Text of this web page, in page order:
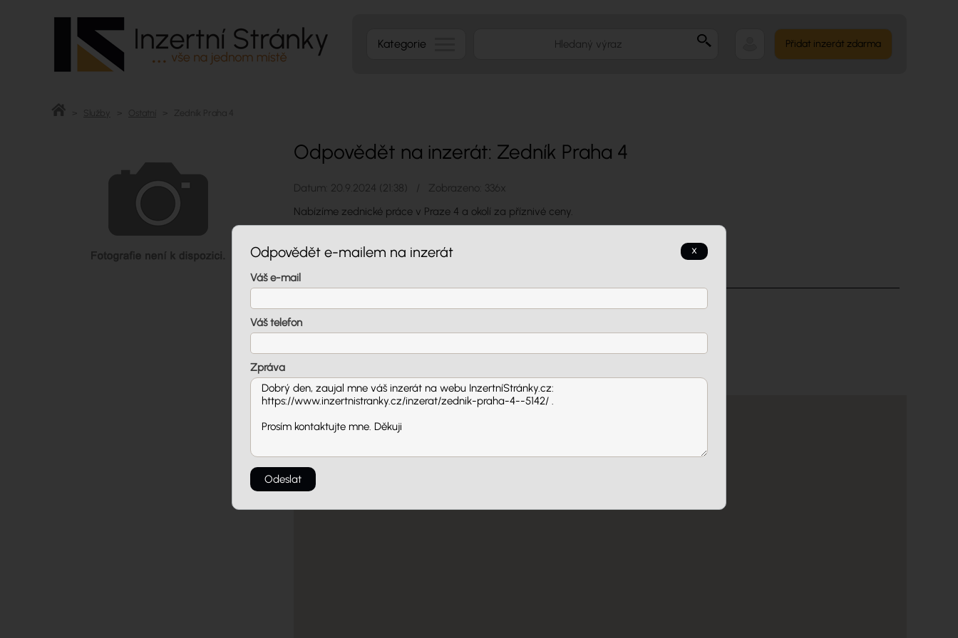
x
Odpovědět e-mailem na inzerát
Váš e-mail
Váš telefon
Zpráva
Kategorie Přidat inzerát zdarma
Služby > Zedník Praha 4
Odpovědět na inzerát: Zedník Praha 4
Datum: 20.9.2024 (21:38) / Zobrazeno: 336x
Nabízíme zednické práce v Praze 4 a okolí za příznivé ceny.
Kontakt
Telefon: +420 722 673 820
Lokalita: 141 00 (Michle / Praha)
Odpovědět na inzerát